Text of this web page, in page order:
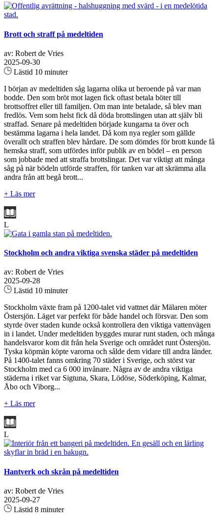
Brott och straff på medeltiden
av: Robert de Vries
2025-09-30
Lästid 10 minuter
I början av medeltiden såg lagarna olika ut beroende på var man
bodde. Den som bröt mot lagen fick oftast betala böter till
brottsoffret eller till familjen. Om man inte betalade, så blev man
fredlös. Vem som helst fick då döda brottslingen utan att själv bli
straffad. Senare på medeltiden började kungarna ta över och
bestämma lagarna i hela landet. Då kom nya regler som gällde
överallt och straffen blev hårdare. De som dömdes för brott kunde få
hemska straff, som utfördes inför publik av en bödel – en person
som jobbade med att straffa brottslingar. Det var viktigt att många
såg på när bödeln utförde straffen, för tanken var att skrämma alla
andra från att begå brott...
+ Läs mer
L
Stockholm och andra viktiga svenska städer på medeltiden
av: Robert de Vries
2025-09-28
Lästid 10 minuter
Stockholm växte fram på 1200‑talet vid vattnet där Mälaren möter
Östersjön. Läget var perfekt för både handel och försvar. Den som
styrde över staden kunde också kontrollera den viktiga vattenvägen
in i landet. Under medeltiden byggdes murar runt staden, och många
handelsvaror kom dit från hela Sverige och området runt Östersjön.
Tyska köpmän köpte varorna och sålde dem vidare till andra länder.
På 1400-talet fanns omkring 70 städer i Sverige, och störst var
Stockholm med ca 6 000 invånare. Några av de andra viktiga
städerna i riket var Sigtuna, Skara, Lödöse, Söderköping, Kalmar,
Åbo och Viborg...
+ Läs mer
L
Hantverk och skrån på medeltiden
av: Robert de Vries
2025-09-27
Lästid 8 minuter